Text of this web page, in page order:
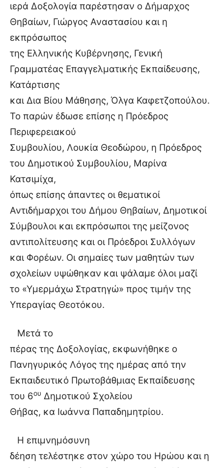
ιερά Δοξολογία παρέστησαν ο Δήμαρχος
Θηβαίων, Γιώργος Αναστασίου και η
εκπρόσωπος
της Ελληνικής Κυβέρνησης, Γενική
Γραμματέας Επαγγελματικής Εκπαίδευσης,
Κατάρτισης
και Δια Βίου Μάθησης, Όλγα Καφετζοπούλου.
Το παρών έδωσε επίσης η Πρόεδρος
Περιφερειακού
Συμβουλίου, Λουκία Θεοδώρου, η Πρόεδρος
του Δημοτικού Συμβουλίου, Μαρίνα
Κατσιμίχα,
όπως επίσης άπαντες οι θεματικοί
Αντιδήμαρχοι του Δήμου Θηβαίων, Δημοτικοί
Σύμβουλοι και εκπρόσωποι της μείζονος
αντιπολίτευσης και οι Πρόεδροι Συλλόγων
και Φορέων. Οι σημαίες των μαθητών των
σχολείων υψώθηκαν και ψάλαμε όλοι μαζί
το «Υμερμάχω Στρατηγώ» προς τιμήν της
Υπεραγίας Θεοτόκου.
Μετά το
πέρας της Δοξολογίας, εκφωνήθηκε ο
Πανηγυρικός Λόγος της ημέρας από την
Εκπαιδευτικό Πρωτοβάθμιας Εκπαίδευσης
του 6ου Δημοτικού Σχολείου
Θήβας, κα Ιωάννα Παπαδημητρίου.
Η επιμνημόσυνη
δέηση τελέστηκε στον χώρο του Ηρώου και η